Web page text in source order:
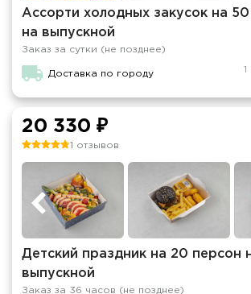
Ассорти холодных закусок на
на выпускной
Заказ за сутки (не позднее)
Доставка по городу 1
20 330 ₽
1 отзывов
Детский праздник на 20 персон
выпускной
Заказ за 36 часов (не позднее)